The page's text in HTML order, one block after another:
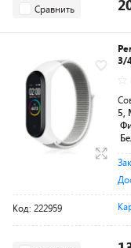
Сравнить
3/
5,
Код: 222959